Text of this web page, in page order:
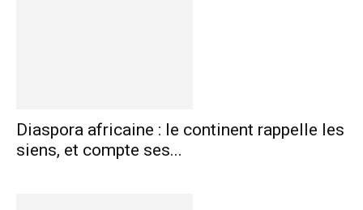
Diaspora africaine : le continent rappelle les
siens, et compte ses...